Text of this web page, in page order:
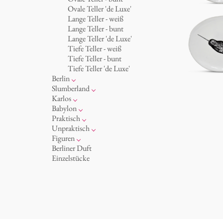
Becher 'de Luxe'
Schalen
Milchkännchen
Königlich
Humor
klassische Musiker
zeitgenössische Musiker
Ovale Teller 'de Luxe'
Lange Teller - weiß
Lange Teller - bunt
Lange Teller 'de Luxe'
Tiefe Teller - weiß
Tiefe Teller - bunt
Tiefe Teller 'de Luxe'
Berlin
Noël
Tassen
Teller
zum Servieren
Aschenbecher
Slumberland
Kuchenteller
Teekanne
Etagere
amuse gueule
Karlos
Fressnapf
Vasen 'de Luxe'
Vasen
Dosen
Kerzenständer
Babylon
Korb 'de Luxe'
Schalen 'de Luxe'
Weiß
Goldener Käfig
Praktisch
Hände und Füße
Bad
Räucherstäbchenhalter
Schnickschnack
Unpraktisch
Spielen
Dies & Das
Buchstaben
Figuren
Schachspiel Alice
Porzellanfiguren
Berliner Duft
Einzelstücke